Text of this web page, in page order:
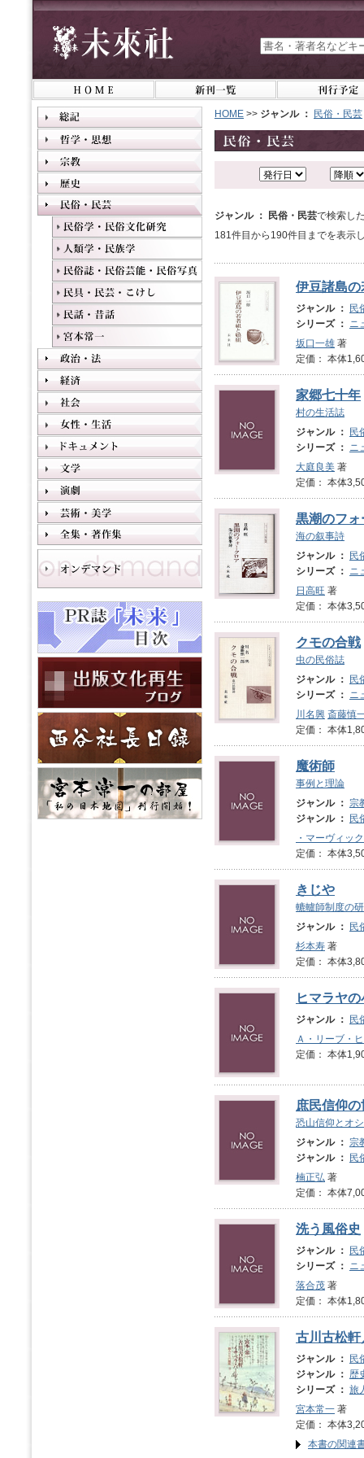
HOME >> ジャンル ： 民俗・民芸
ジャンル ： 民俗・民芸で検索し
181件目から190件目までを表示
伊豆諸島
ジャンル ：
民
シリーズ ： ニ
坂口一雄 著
定価： 本体
家郷七十年
村の生活誌
ジャンル ：
民
シリーズ ： ニ
大庭良美 著
定価： 本体
黒潮のフォ
海の叙事詩
ジャンル ：
民
シリーズ ： ニ
日高旺 著
定価： 本体
クモの合戦
虫の民俗誌
ジャンル ：
民
シリーズ ： ニ
川名興 斎藤慎
定価： 本体
魔術師
事例と理論
ジャンル ： 宗
ジャンル ：
民
・マーヴィック
定価： 本体
きじや
轆轤師制度の
ジャンル ：
民
杉本寿 著
定価： 本体
ヒマラヤ
ジャンル ：
民
Ａ・リーブ・
定価： 本体
庶民信仰の
恐山信仰とオ
ジャンル ： 宗
ジャンル ：
民
楠正弘 著
定価： 本体
洗う風俗史
ジャンル ：
民
シリーズ ： ニ
落合茂 著
定価： 本体
古川古松
ジャンル ：
民
ジャンル ： 歴
シリーズ ： 旅
宮本常一 著
定価： 本体
本書の関連